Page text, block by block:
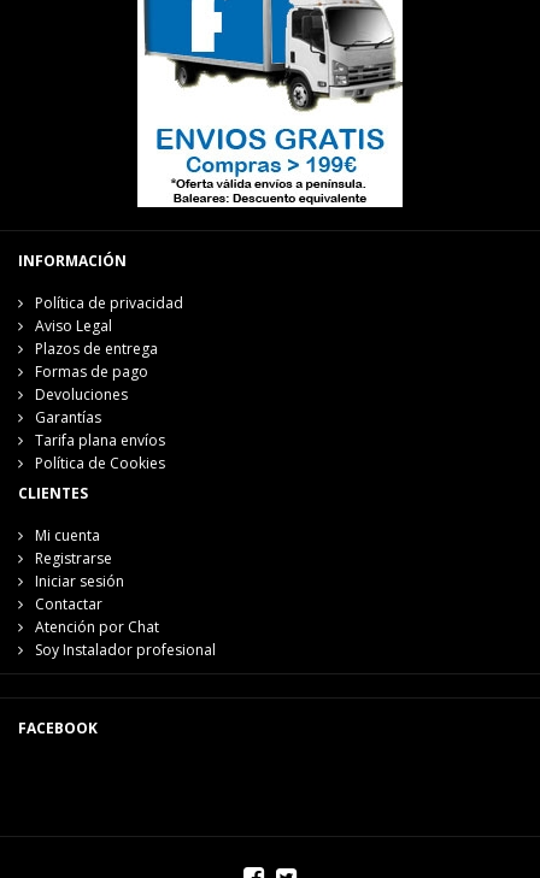
INFORMACIÓN
Política de privacidad
Aviso Legal
Plazos de entrega
Formas de pago
Devoluciones
Garantías
Tarifa plana envíos
Política de Cookies
CLIENTES
Mi cuenta
Registrarse
Iniciar sesión
Contactar
Atención por Chat
Soy Instalador profesional
FACEBOOK